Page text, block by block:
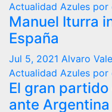
Actualidad Azules por
Manuel Iturra
España
Jul 5, 2021 Alvaro
Actualidad Azules por
El gran
ante Argentina